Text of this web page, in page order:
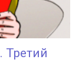
Третий